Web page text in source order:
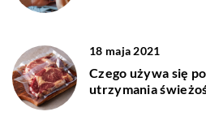
18 maja 2021
Czego używa się
utrzymania